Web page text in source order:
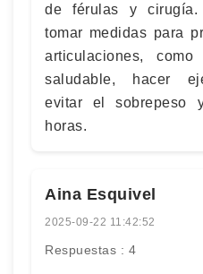
de férulas y cirugía.
tomar medidas para
articulaciones,
saludable, hacer
evitar el sobrepeso
horas.
Aina Esquivel
2025-09-22 11:42:52
Respuestas : 4